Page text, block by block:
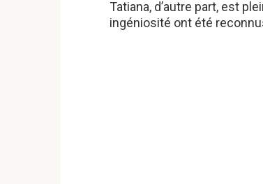
Tatiana, d’autre part, est
ingéniosité ont été